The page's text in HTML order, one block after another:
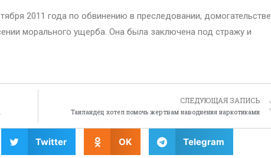
2011 года по обвинению в преследовании, домогательстве
морального ущерба. Она была заключена под стражу и
СЛЕДУЮЩАЯ ЗАПИСЬ
Таиландец хотел помочь жертвам наводнения наркотиками
Twitter OK Telegram